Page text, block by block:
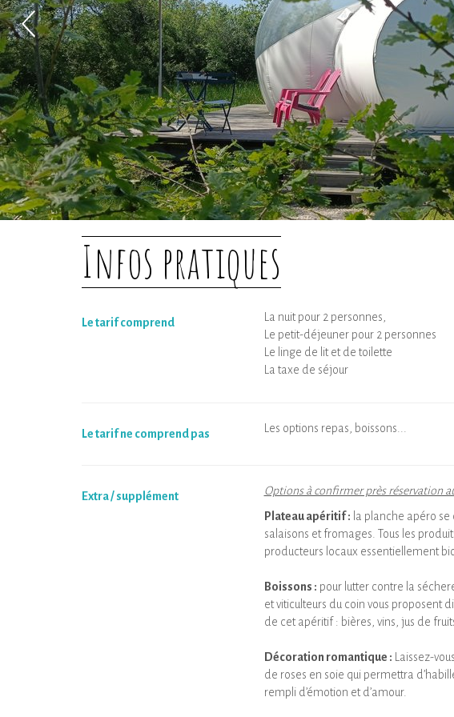
Infos pratiques
Le tarif comprend
La nuit pour 2 personnes,
Le petit-déjeuner pour 2 personnes
Le linge de lit et de toilette
La taxe de séjour
Le tarif ne comprend pas Les options repas, boissons...
Extra / supplément
Options à confirmer près réservation
Plateau apéritif : la planche apéro
salaisons et fromages. Tous les
producteurs locaux essentiellement
Boissons : pour lutter contre la
et viticulteurs du coin vous proposent
de cet apéritif : bières, vins, jus de
Décoration romantique : Laissez-
de roses en soie qui permettra
rempli d’émotion et d’amour.